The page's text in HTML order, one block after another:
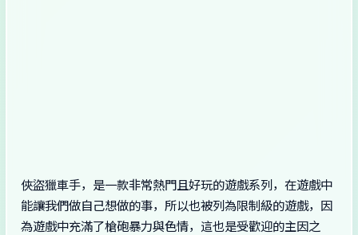
俠盜獵車手，是一款非常熱門且好玩的遊戲系列，在遊戲中
能讓我們做自己想做的事，所以也被列為限制級的遊戲，因
為遊戲中充滿了槍砲暴力與色情，這也是受歡迎的主因之